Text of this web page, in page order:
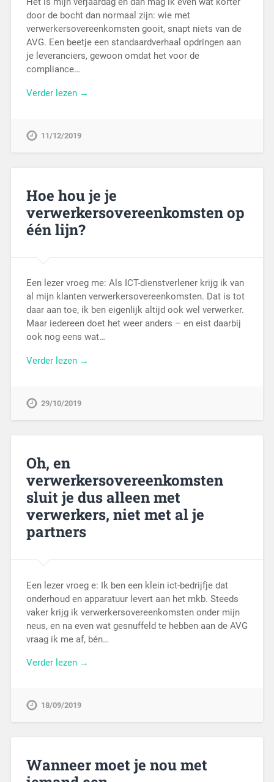
door de bocht dan normaal zijn: wie met
verwerkersovereenkomsten gooit, snapt niets van de
AVG. Een beetje een standaardverhaal opdringen aan
je leveranciers, gewoon omdat het voor de
compliance…
Verder lezen →
11/12/2019
Hoe hou je je
verwerkersovereenkomsten op
één lijn?
Een lezer vroeg me: Als ICT-dienstverlener krijg ik van
al mijn klanten verwerkersovereenkomsten. Dat is tot
daar aan toe, ik ben eigenlijk altijd ook wel verwerker.
Maar iedereen doet het weer anders – en eist daarbij
ook nog eens wat…
Verder lezen →
29/10/2019
Oh, en
verwerkersovereenkomsten
sluit je dus alleen met
verwerkers, niet met al je
partners
Een lezer vroeg e: Ik ben een klein ict-bedrijfje dat
onderhoud en apparatuur levert aan het mkb. Steeds
vaker krijg ik verwerkersovereenkomsten onder mijn
neus, en na even wat gesnuffeld te hebben aan de AVG
vraag ik me af, bén…
Verder lezen →
18/09/2019
Wanneer moet je nou met